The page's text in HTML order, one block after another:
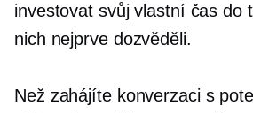
investovat svůj vlastní čas do
nich nejprve dozvěděli.
Než zahájíte konverzaci s